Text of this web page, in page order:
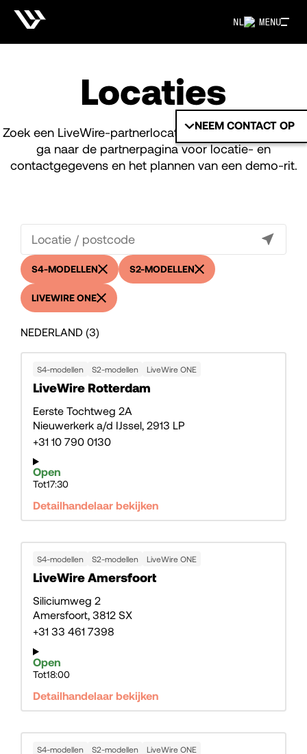
MENU
NL
NEEM CONTACT OP
Locaties
Zoek een LiveWire-partnerlocatie bij jou in de buurt en
ga naar de partnerpagina voor locatie- en
contactgegevens en het plannen van een demo-rit.
S4-MODELLEN S2-MODELLEN
LIVEWIRE ONE
NEDERLAND (3)
S4-modellen S2-modellen LiveWire ONE
LiveWire Rotterdam
Eerste Tochtweg 2A
Nieuwerkerk a/d IJssel 2913 LP
+31 10 790 0130
Open
Tot17:30
Detailhandelaar bekijken
S4-modellen S2-modellen LiveWire ONE
LiveWire Amersfoort
Siliciumweg 2
Amersfoort 3812 SX
+31 33 461 7398
Open
Tot18:00
Detailhandelaar bekijken
S4-modellen S2-modellen LiveWire ONE